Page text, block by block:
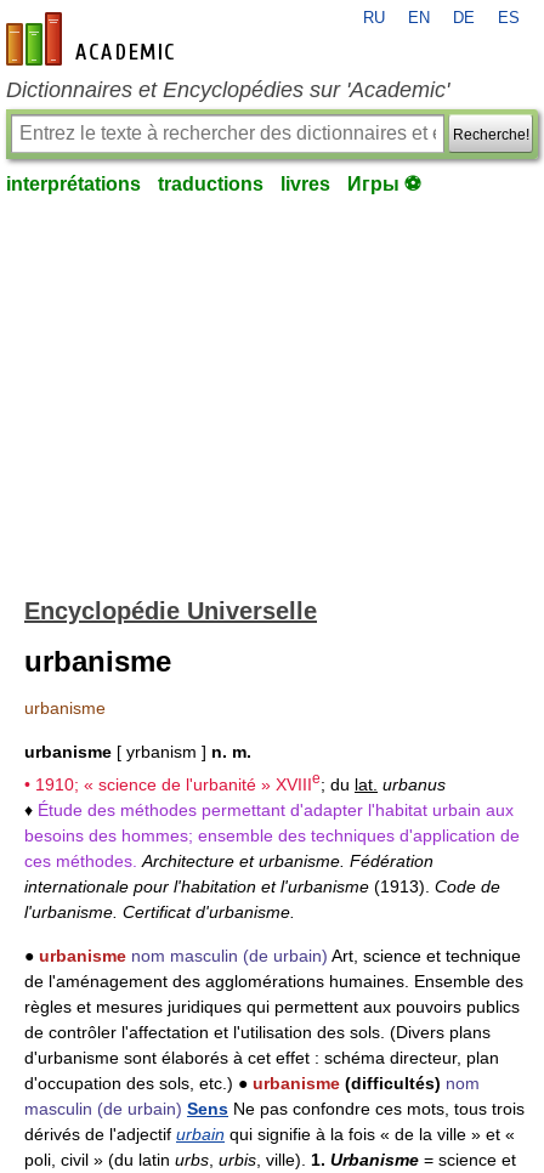
fr-academic.com
RU EN DE ES
Dictionnaires et Encyclopédies sur 'Academic'
Recherche!
interprétations traductions livres Игры ⚽
Encyclopédie Universelle
urbanisme
urbanisme
urbanisme [ yrbanism ] n. m.
• 1910; « science de l'urbanité » XVIIIe; du lat. urbanus
♦ Étude des méthodes permettant d'adapter l'habitat urbain aux
besoins des hommes; ensemble des techniques d'application de
ces méthodes. Architecture et urbanisme. Fédération
internationale pour l'habitation et l'urbanisme (1913). Code de
l'urbanisme. Certificat d'urbanisme.
● urbanisme nom masculin (de urbain) Art, science et technique
de l'aménagement des agglomérations humaines. Ensemble des
règles et mesures juridiques qui permettent aux pouvoirs publics
de contrôler l'affectation et l'utilisation des sols. (Divers plans
d'urbanisme sont élaborés à cet effet : schéma directeur, plan
d'occupation des sols, etc.) ● urbanisme (difficultés) nom
masculin (de urbain) Sens Ne pas confondre ces mots, tous trois
dérivés de l'adjectif urbain qui signifie à la fois « de la ville » et «
poli, civil » (du latin urbs urbis , ville). 1. Urbanisme = science et